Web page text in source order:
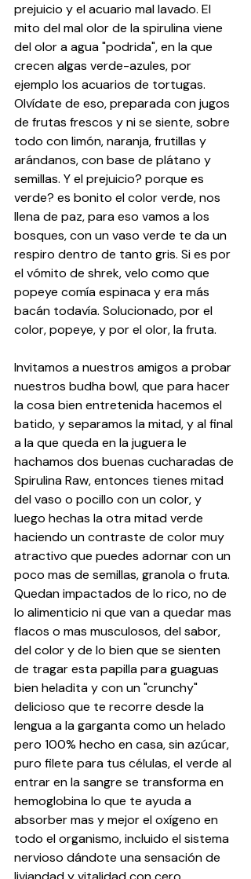
prejuicio y el acuario mal lavado. El
mito del mal olor de la spirulina viene
del olor a agua "podrida", en la que
crecen algas verde-azules, por
ejemplo los acuarios de tortugas.
Olvídate de eso, preparada con jugos
de frutas frescos y ni se siente, sobre
todo con limón, naranja, frutillas y
arándanos, con base de plátano y
semillas. Y el prejuicio? porque es
verde? es bonito el color verde, nos
llena de paz, para eso vamos a los
bosques, con un vaso verde te da un
respiro dentro de tanto gris. Si es por
el vómito de shrek, velo como que
popeye comía espinaca y era más
bacán todavía. Solucionado, por el
color, popeye, y por el olor, la fruta.
Invitamos a nuestros amigos a probar
nuestros budha bowl, que para hacer
la cosa bien entretenida hacemos el
batido, y separamos la mitad, y al final
a la que queda en la juguera le
hachamos dos buenas cucharadas de
Spirulina Raw, entonces tienes mitad
del vaso o pocillo con un color, y
luego hechas la otra mitad verde
haciendo un contraste de color muy
atractivo que puedes adornar con un
poco mas de semillas, granola o fruta.
Quedan impactados de lo rico, no de
lo alimenticio ni que van a quedar mas
flacos o mas musculosos, del sabor,
del color y de lo bien que se sienten
de tragar esta papilla para guaguas
bien heladita y con un "crunchy"
delicioso que te recorre desde la
lengua a la garganta como un helado
pero 100% hecho en casa, sin azúcar,
puro filete para tus células, el verde al
entrar en la sangre se transforma en
hemoglobina lo que te ayuda a
absorber mas y mejor el oxígeno en
todo el organismo, incluido el sistema
nervioso dándote una sensación de